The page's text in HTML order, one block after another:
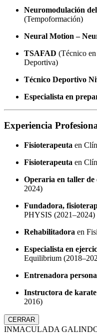
Neuromodulación
(Tempoformación)
Neural Motion –
TSAFAD (Técnico
Deportiva)
Técnico Deportivo
Especialista en
Experiencia
Fisioterapeuta en
Fisioterapeuta en
Operaria en taller de
2024)
Fundadora,
PHYSIS (2021–2024)
Rehabilitadora en
Especialista en
Equilibrium
Entrenadora
Instructora de karate
2016)
CERRAR
INMACULADA